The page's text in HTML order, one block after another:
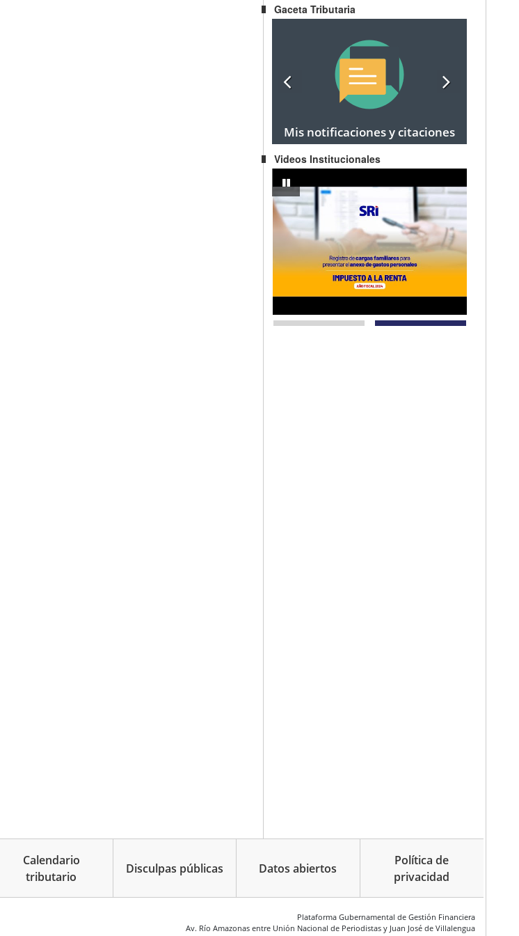
Gaceta Tributaria
Mis notificaciones y citaciones
Videos Institucionales
pausar
Calendario
tributario
Disculpas públicas Datos abiertos
Política de
privacidad
Plataforma Gubernamental de Gestión Financiera
Av. Río Amazonas entre Unión Nacional de Periodistas y Juan José de Villalengua